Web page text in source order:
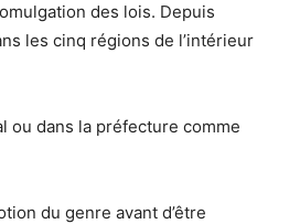
des lois. Depuis
les cinq régions de l’intérieur
ou dans la préfecture comme
du genre avant d’être